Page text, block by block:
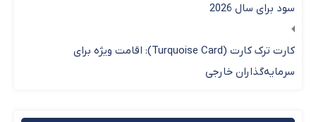
سود برای سال 2026
کارت ترک کارت (Turquoise Card): اقامت ویژه برای
سرمایه‌گذاران خارجی